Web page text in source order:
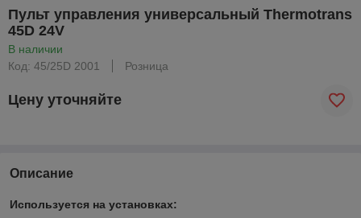
Пульт управления универсальный Thermotrans
45D 24V
В наличии
Код: 45/25D 2001
Розница
Цену уточняйте
Описание
Используется на установках: